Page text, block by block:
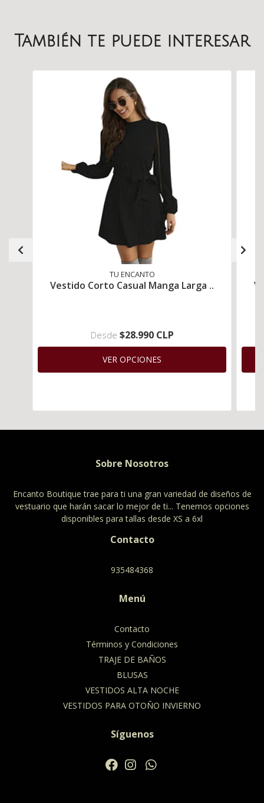
También te puede interesar
TU ENCANTO
Vestido Corto Casual Manga Larga ..
Desde $28.990 CLP
VER OPCIONES
Sobre Nosotros
Encanto Boutique trae para ti una gran variedad de diseños de
vestuario que harán sacar lo mejor de ti... Tenemos opciones
disponibles para tallas desde XS a 6xl
Contacto
935484368
Menú
Contacto
Términos y Condiciones
TRAJE DE BAÑOS
BLUSAS
VESTIDOS ALTA NOCHE
VESTIDOS PARA OTOÑO INVIERNO
Síguenos